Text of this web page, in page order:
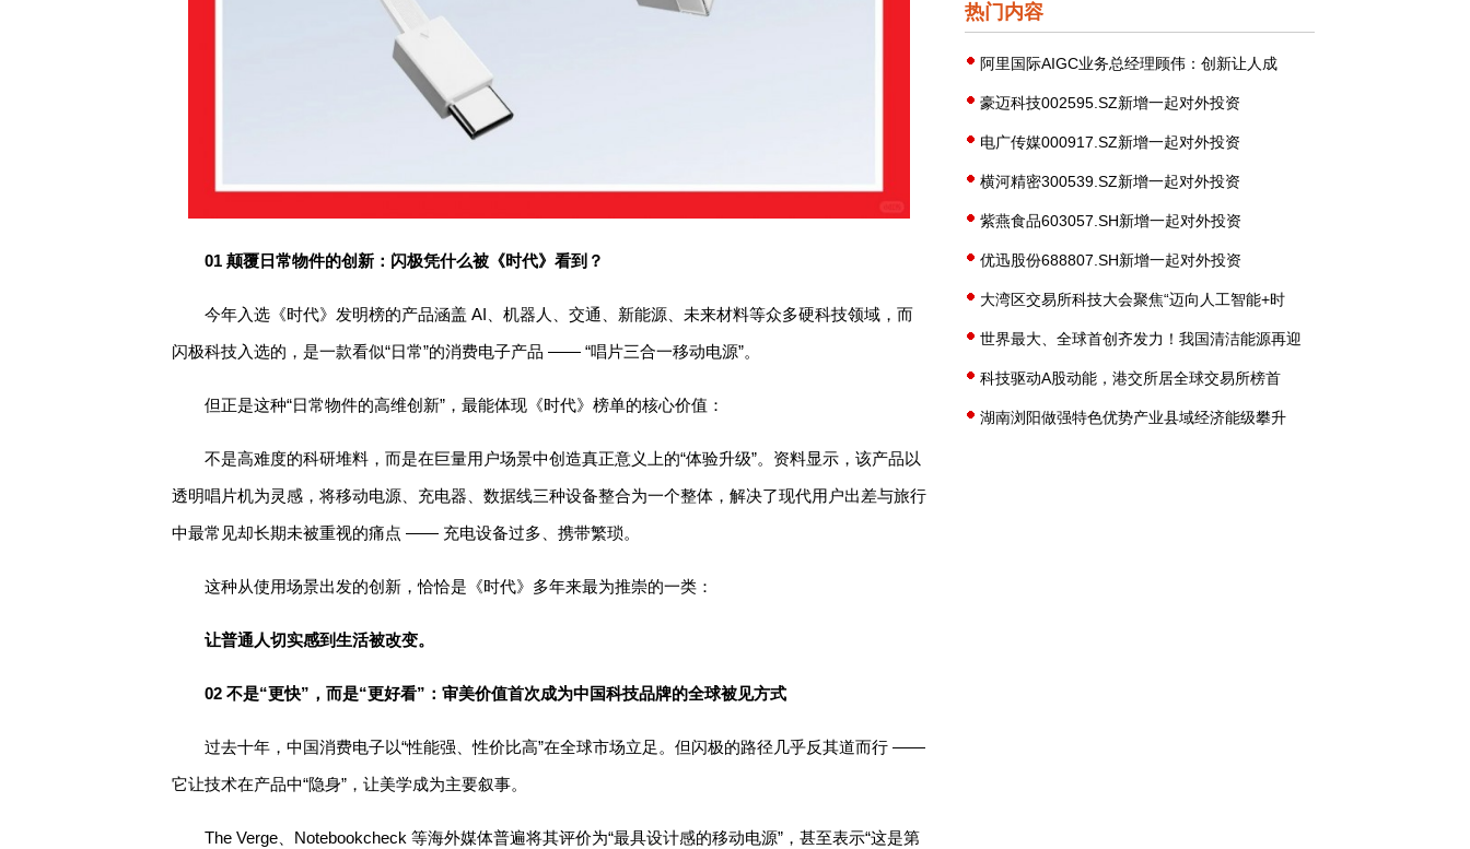
01 颠覆日常物件的创新：闪极凭什么被《时代》看到？
今年入选《时代》发明榜的产品涵盖 AI、机器人、交通、新能源、未来材料等众多硬科技领域，而
闪极科技入选的，是一款看似“日常”的消费电子产品 —— “唱片三合一移动电源”。
但正是这种“日常物件的高维创新”，最能体现《时代》榜单的核心价值：
不是高难度的科研堆料，而是在巨量用户场景中创造真正意义上的“体验升级”。资料显示，该产品以
透明唱片机为灵感，将移动电源、充电器、数据线三种设备整合为一个整体，解决了现代用户出差与旅行
中最常见却长期未被重视的痛点 —— 充电设备过多、携带繁琐。
这种从使用场景出发的创新，恰恰是《时代》多年来最为推崇的一类：
让普通人切实感到生活被改变。
02 不是“更快”，而是“更好看”：审美价值首次成为中国科技品牌的全球被见方式
过去十年，中国消费电子以“性能强、性价比高”在全球市场立足。但闪极的路径几乎反其道而行 ——
它让技术在产品中“隐身”，让美学成为主要叙事。
The Verge、Notebookcheck 等海外媒体普遍将其评价为“最具设计感的移动电源”，甚至表示“这是第
热门内容
阿里国际AIGC业务总经理顾伟：创新让人成
豪迈科技002595.SZ新增一起对外投资
电广传媒000917.SZ新增一起对外投资
横河精密300539.SZ新增一起对外投资
紫燕食品603057.SH新增一起对外投资
优迅股份688807.SH新增一起对外投资
大湾区交易所科技大会聚焦“迈向人工智能+时
世界最大、全球首创齐发力！我国清洁能源再迎
科技驱动A股动能，港交所居全球交易所榜首
湖南浏阳做强特色优势产业县域经济能级攀升